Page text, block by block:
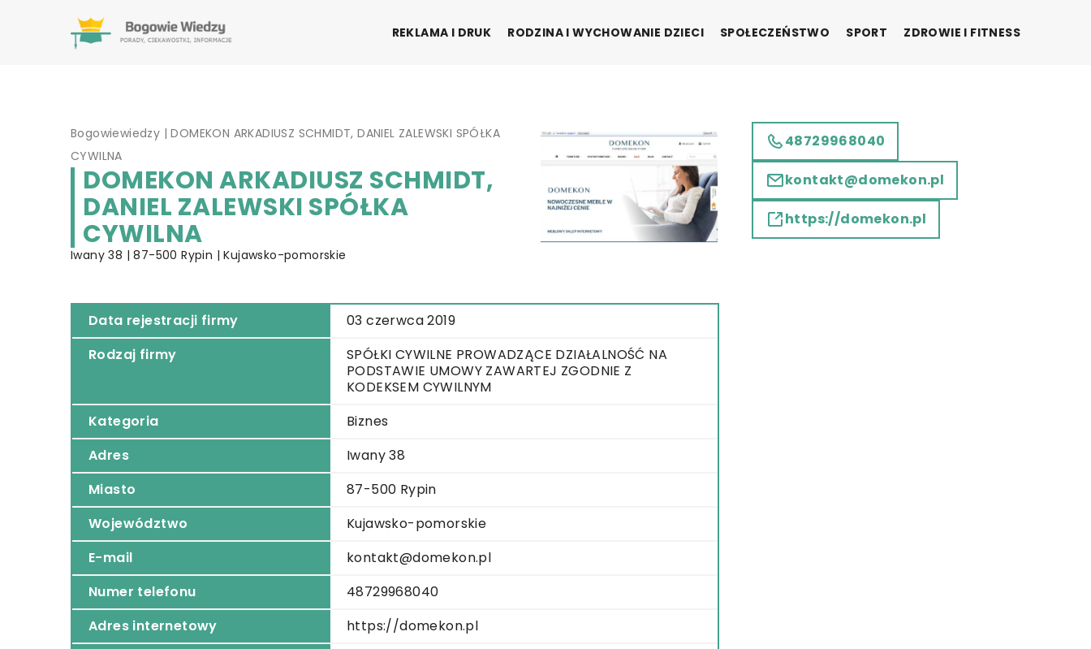
REKLAMA I DRUK RODZINA I WYCHOWANIE DZIECI SPOŁECZEŃSTWO SPORT ZDROWIE I FITNESS
Bogowiewiedzy |DOMEKON ARKADIUSZ SCHMIDT, DANIEL ZALEWSKI SPÓŁKA
CYWILNA
DOMEKON ARKADIUSZ SCHMIDT,
DANIEL ZALEWSKI SPÓŁKA
CYWILNA
Iwany 38 | 87-500 Rypin | Kujawsko-pomorskie
Data rejestracji firmy
03 czerwca 2019
Rodzaj firmy
SPÓŁKI CYWILNE PROWADZĄCE DZIAŁALNOŚĆ NA
PODSTAWIE UMOWY ZAWARTEJ ZGODNIE Z
KODEKSEM CYWILNYM
Kategoria
Biznes
Adres
Iwany 38
Miasto
87-500 Rypin
Województwo
Kujawsko-pomorskie
E-mail
kontakt@domekon.pl
Numer telefonu
48729968040
Adres internetowy
https://domekon.pl
48729968040
kontakt@domekon.pl
https://domekon.pl